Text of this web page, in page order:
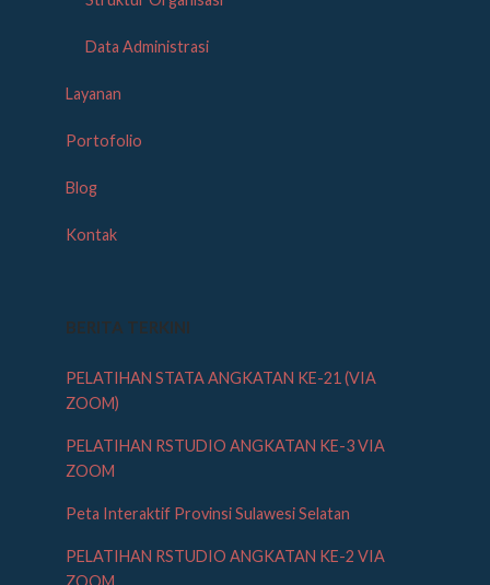
Data Administrasi
Layanan
Portofolio
Blog
Kontak
BERITA TERKINI
PELATIHAN STATA ANGKATAN KE-21 (VIA
ZOOM)
PELATIHAN RSTUDIO ANGKATAN KE-3 VIA
ZOOM
Peta Interaktif Provinsi Sulawesi Selatan
PELATIHAN RSTUDIO ANGKATAN KE-2 VIA